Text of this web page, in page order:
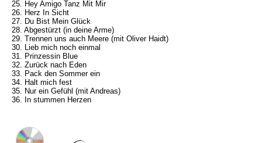
25. Hey Amigo Tanz Mit Mir
26. Herz In Sicht
27. Du Bist Mein Glück
28. Abgestürzt (in deine Arme)
29. Trennen uns auch Meere (mit Oliver Haidt)
30. Lieb mich noch einmal
31. Prinzessin Blue
32. Zurück nach Eden
33. Pack den Sommer ein
34. Halt mich fest
35. Nur ein Gefühl (mit Andreas)
36. In stummen Herzen